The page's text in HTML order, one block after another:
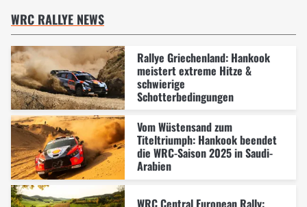
WRC RALLYE NEWS
Rallye Griechenland: Hankook
meistert extreme Hitze &
schwierige
Schotterbedingungen
Vom Wüstensand zum
Titeltriumph: Hankook beendet
die WRC-Saison 2025 in Saudi-
Arabien
WRC Central European Rally: